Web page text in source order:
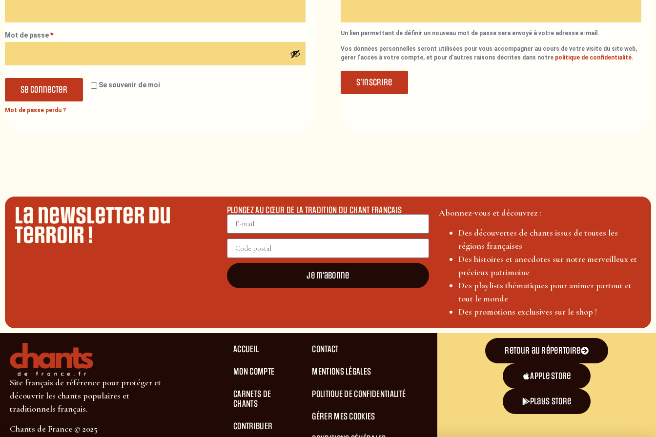
Mot de passe*
Se souvenir de moi
Se connecter
Mot de passe perdu ?
Un lien permettant de définir un nouveau mot de passe sera envoyé à votre adresse e-mail.
Vos données personnelles seront utilisées pour vous accompagner au cours de votre visite du site web,
gérer l’accès à votre compte, et pour d’autres raisons décrites dans notre politique de confidentialité.
S’inscrire
La newsletter du
terroir !
PLONGEZ AU CŒUR DE LA TRADITION DU CHANT FRANÇAIS
Je m'abonne
Abonnez-vous et découvrez :
Des découvertes de chants issus de toutes les
régions françaises
Des histoires et anecdotes sur notre merveilleux et
précieux patrimoine
Des playlists thématiques pour animer partout et
tout le monde
Des promotions exclusives sur le shop !
Site français de référence pour protéger et
découvrir les chants populaires et
traditionnels français.
Chants de France © 2025
ACCUEIL
MON COMPTE
CARNETS DE
CHANTS
CONTRIBUER
CONTACT
MENTIONS LÉGALES
POLITIQUE DE CONFIDENTIALITÉ
GÉRER MES COOKIES
Retour au répertoire
Apple Store
plays store